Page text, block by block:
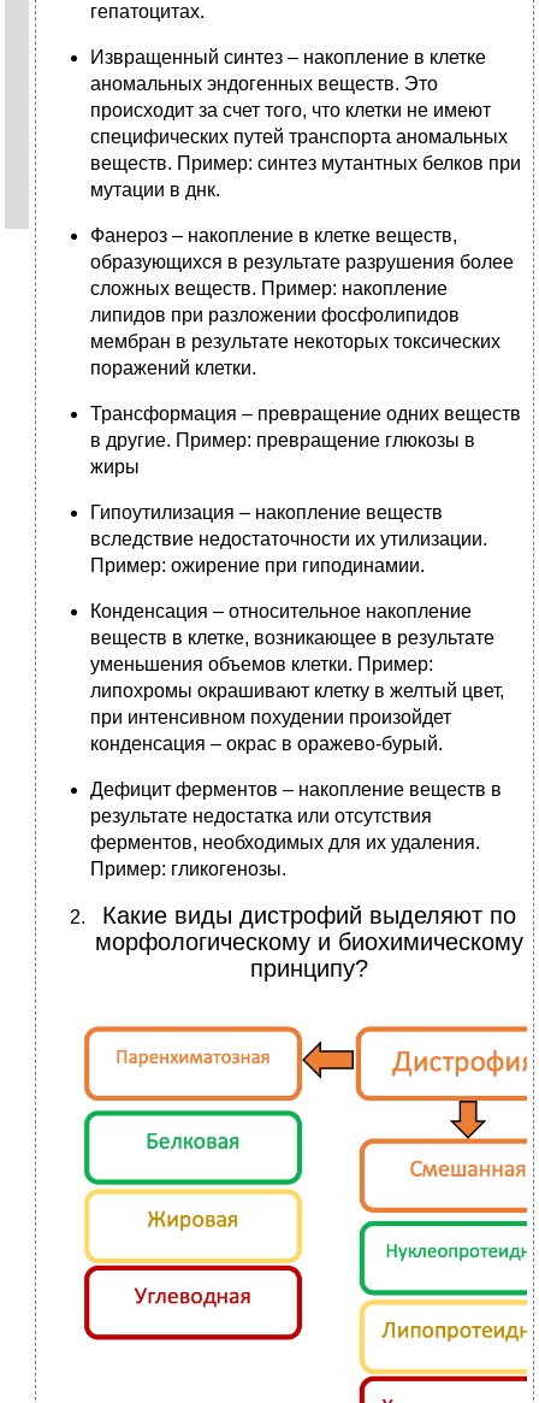
гепатоцитах.
Извращенный синтез – накопление в клетке
аномальных эндогенных веществ. Это
происходит за счет того, что клетки не имеют
специфических путей транспорта аномальных
веществ. Пример: синтез мутантных белков при
мутации в днк.
Фанероз – накопление в клетке веществ,
образующихся в результате разрушения более
сложных веществ. Пример: накопление
липидов при разложении фосфолипидов
мембран в результате некоторых токсических
поражений клетки.
Трансформация – превращение одних веществ
в другие. Пример: превращение глюкозы в
жиры
Гипоутилизация – накопление веществ
вследствие недостаточности их утилизации.
Пример: ожирение при гиподинамии.
Конденсация – относительное накопление
веществ в клетке, возникающее в результате
уменьшения объемов клетки. Пример:
липохромы окрашивают клетку в желтый цвет,
при интенсивном похудении произойдет
конденсация – окрас в оражево-бурый.
Дефицит ферментов – накопление веществ в
результате недостатка или отсутствия
ферментов, необходимых для их удаления.
Пример: гликогенозы.
Какие виды дистрофий выделяют по
морфологическому и биохимическому
принципу?